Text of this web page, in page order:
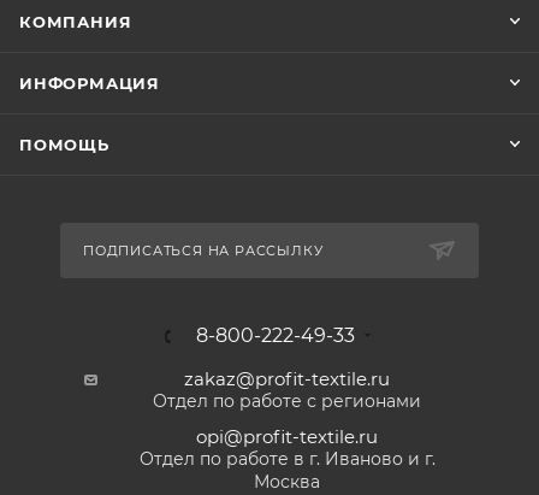
КОМПАНИЯ
ИНФОРМАЦИЯ
ПОМОЩЬ
ПОДПИСАТЬСЯ НА РАССЫЛКУ
8-800-222-49-33
zakaz@profit-textile.ru
Отдел по работе с регионами
opi@profit-textile.ru
Отдел по работе в г. Иваново и г.
Москва